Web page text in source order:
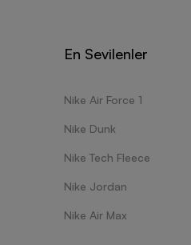
En Sevilenler
Nike Air Force 1
Nike Dunk
Nike Tech Fleece
Nike Jordan
Nike Air Max